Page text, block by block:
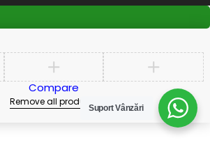
Suport Vânzări
Compare
Remove all products